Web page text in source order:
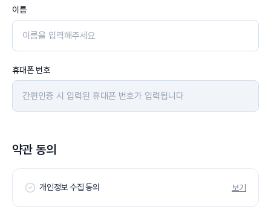
이름
휴대폰 번호
약관 동의
개인정보 수집 동의 보기